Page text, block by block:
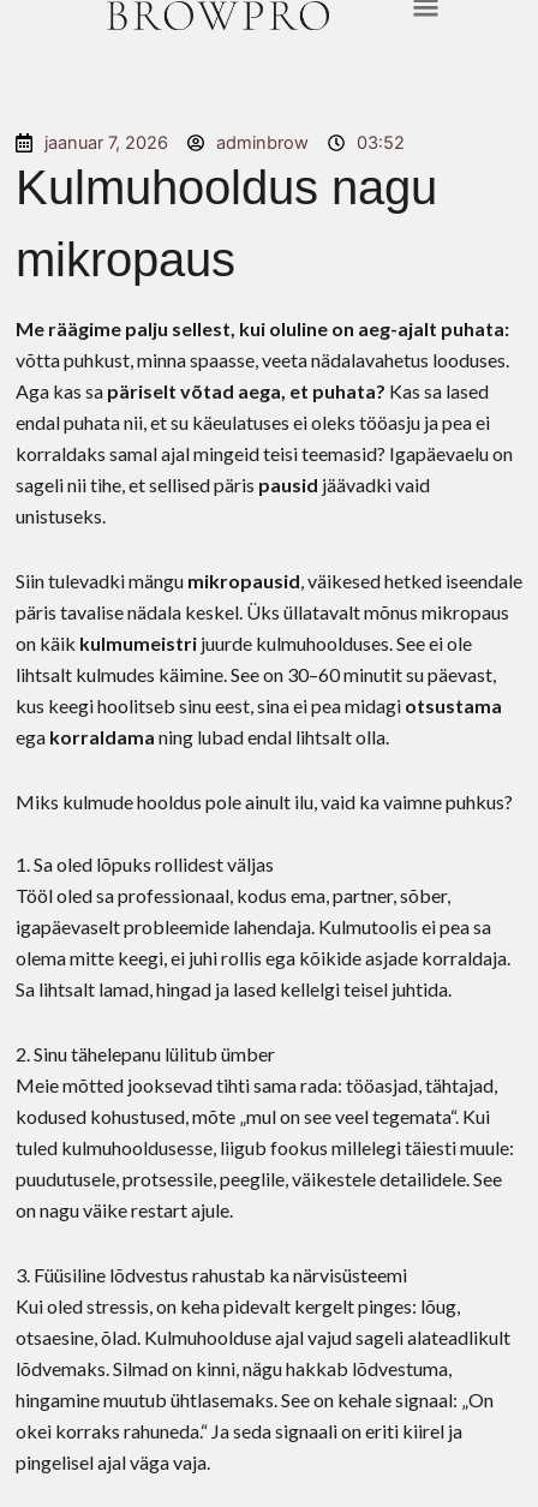
jaanuar 7, 2026 adminbrow 03:52
Kulmuhooldus nagu
mikropaus
Me räägime palju sellest, kui oluline on aeg-ajalt puhata:
võtta puhkust, minna spaasse, veeta nädalavahetus looduses.
Aga kas sa päriselt võtad aega, et puhata? Kas sa lased
endal puhata nii, et su käeulatuses ei oleks tööasju ja pea ei
korraldaks samal ajal mingeid teisi teemasid? Igapäevaelu on
sageli nii tihe, et sellised päris pausid jäävadki vaid
unistuseks.
Siin tulevadki mängu mikropausid, väikesed hetked iseendale
päris tavalise nädala keskel. Üks üllatavalt mõnus mikropaus
on käik kulmumeistrijuurde kulmuhoolduses. See ei ole
lihtsalt kulmudes käimine. See on 30–60 minutit su päevast,
kus keegi hoolitseb sinu eest, sina ei pea midagi otsustama
ega korraldama ning lubad endal lihtsalt olla.
Miks kulmude hooldus pole ainult ilu, vaid ka vaimne puhkus?
1. Sa oled lõpuks rollidest väljas
Tööl oled sa professionaal, kodus ema, partner, sõber,
igapäevaselt probleemide lahendaja. Kulmutoolis ei pea sa
olema mitte keegi, ei juhi rollis ega kõikide asjade korraldaja.
Sa lihtsalt lamad, hingad ja lased kellelgi teisel juhtida.
2. Sinu tähelepanu lülitub ümber
Meie mõtted jooksevad tihti sama rada: tööasjad, tähtajad,
kodused kohustused, mõte „mul on see veel tegemata“. Kui
tuled kulmuhooldusesse, liigub fookus millelegi täiesti muule:
puudutusele, protsessile, peeglile, väikestele detailidele. See
on nagu väike restart ajule.
3. Füüsiline lõdvestus rahustab ka närvisüsteemi
Kui oled stressis, on keha pidevalt kergelt pinges: lõug,
otsaesine, õlad. Kulmuhoolduse ajal vajud sageli alateadlikult
lõdvemaks. Silmad on kinni, nägu hakkab lõdvestuma,
hingamine muutub ühtlasemaks. See on kehale signaal: „On
okei korraks rahuneda.“ Ja seda signaali on eriti kiirel ja
pingelisel ajal väga vaja.